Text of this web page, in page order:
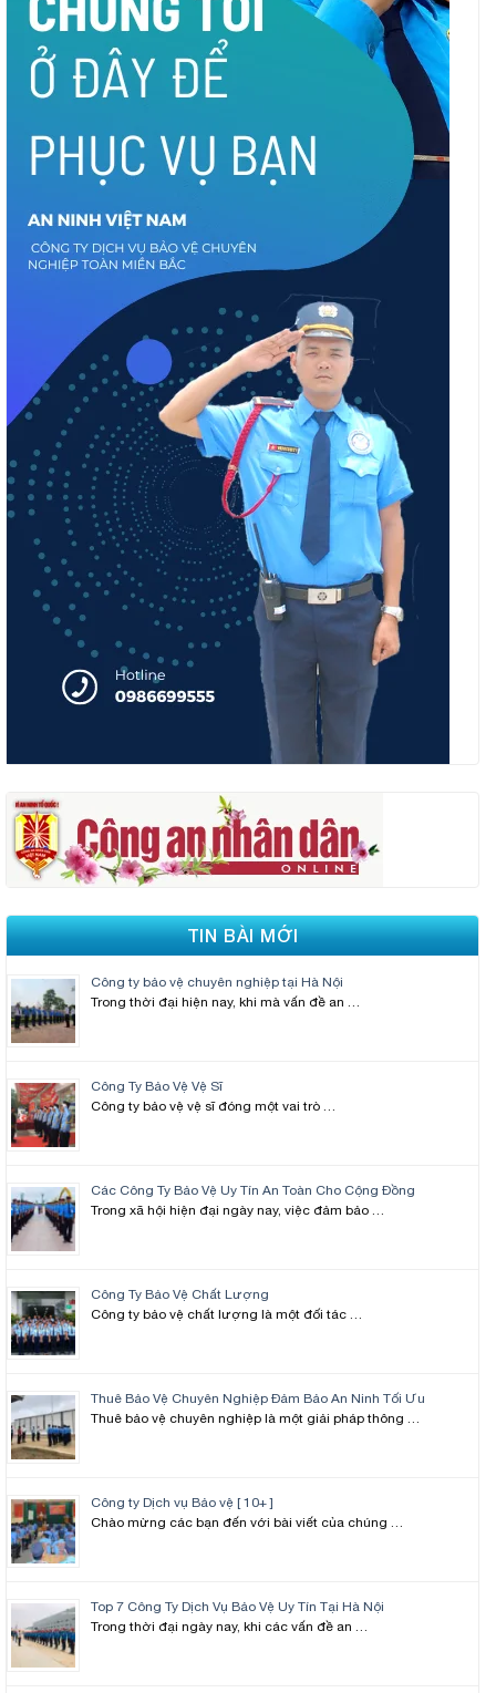
TIN BÀI MỚI
Công ty bảo vệ chuyên nghiệp tại Hà Nội
Trong thời đại hiện nay, khi mà vấn đề an …
Công Ty Bảo Vệ Vệ Sĩ
Công ty bảo vệ vệ sĩ đóng một vai trò …
Các Công Ty Bảo Vệ Uy Tín An Toàn Cho Cộng Đồng
Trong xã hội hiện đại ngày nay, việc đảm bảo …
Công Ty Bảo Vệ Chất Lượng
Công ty bảo vệ chất lượng là một đối tác …
Thuê Bảo Vệ Chuyên Nghiệp Đảm Bảo An Ninh Tối Ưu
Thuê bảo vệ chuyên nghiệp là một giải pháp thông …
Công ty Dịch vụ Bảo vệ [ 10+ ]
Chào mừng các bạn đến với bài viết của chúng …
Top 7 Công Ty Dịch Vụ Bảo Vệ Uy Tín Tại Hà Nội
Trong thời đại ngày nay, khi các vấn đề an …